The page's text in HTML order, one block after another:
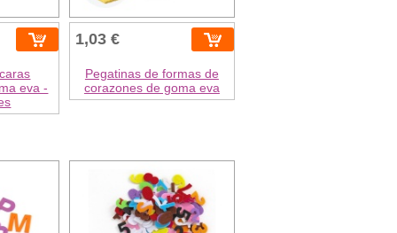
eva -
1,03 €
Pegatinas de formas de
corazones de goma eva